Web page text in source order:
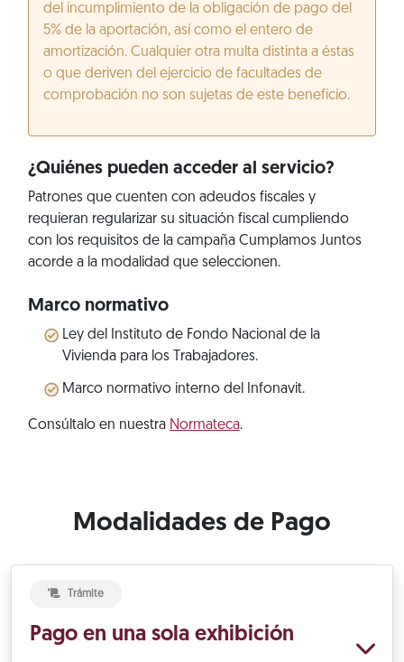
del incumplimiento de la obligación de pago del
5% de la aportación, así como el entero de
amortización. Cualquier otra multa distinta a éstas
o que deriven del ejercicio de facultades de
comprobación no son sujetas de este beneficio.
¿Quiénes pueden acceder al servicio?
Patrones que cuenten con adeudos fiscales y
requieran regularizar su situación fiscal cumpliendo
con los requisitos de la campaña Cumplamos Juntos
acorde a la modalidad que seleccionen.
Marco normativo
Ley del Instituto de Fondo Nacional de la
Vivienda para los Trabajadores.
Marco normativo interno del Infonavit.
Consúltalo en nuestra Normateca.
Modalidades de Pago
Trámite
Pago en una sola exhibición